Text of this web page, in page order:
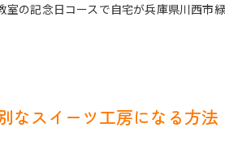
室の記念日コースで自宅が兵庫県川西市
なスイーツ工房になる方法